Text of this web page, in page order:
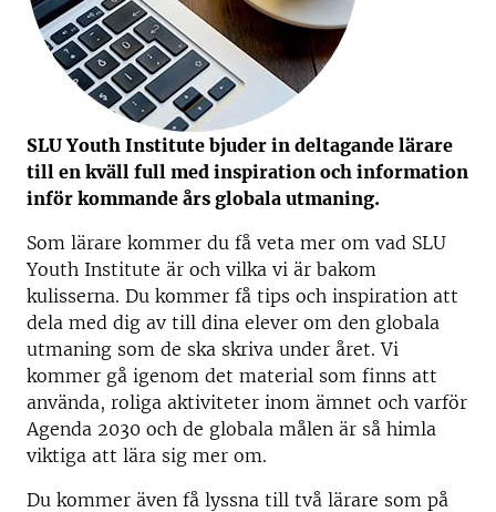
SLU Youth Institute bjuder in deltagande lärare
till en kväll full med inspiration och information
inför kommande års globala utmaning.
Som lärare kommer du få veta mer om vad SLU
Youth Institute är och vilka vi är bakom
kulisserna. Du kommer få tips och inspiration att
dela med dig av till dina elever om den globala
utmaning som de ska skriva under året. Vi
kommer gå igenom det material som finns att
använda, roliga aktiviteter inom ämnet och varför
Agenda 2030 och de globala målen är så himla
viktiga att lära sig mer om.
Du kommer även få lyssna till två lärare som på